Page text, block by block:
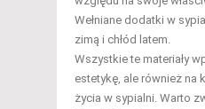
Wełniane dodatki w
zimą i chłód latem.
Wszystkie te materiały
estetykę, ale również na
życia w sypialni. Warto